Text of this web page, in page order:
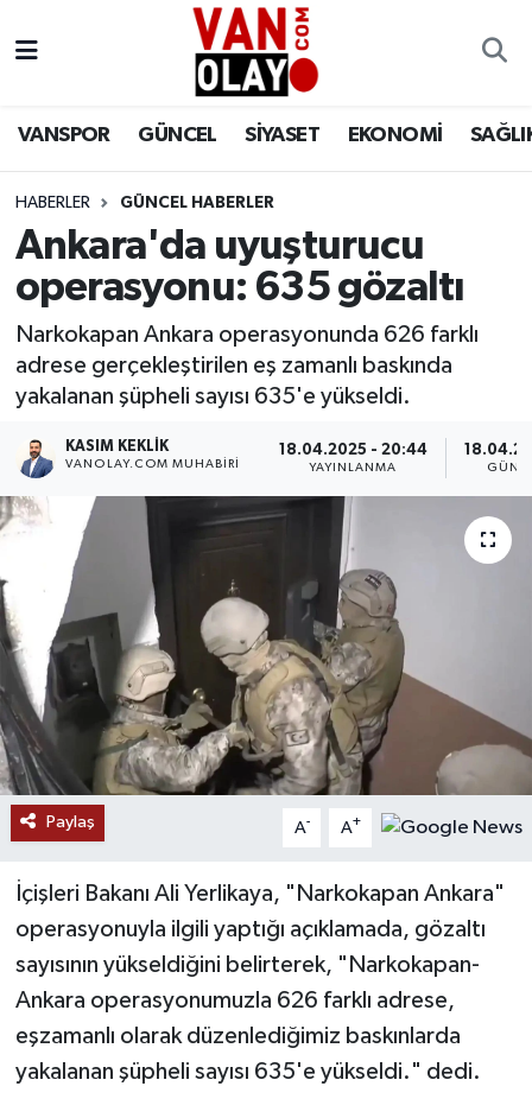
VANSPOR GÜNCEL SİYASET EKONOMİ
HABERLER GÜNCEL HABERLER
Ankara'da uyuşturucu
operasyonu: 635 gözaltı
Narkokapan Ankara operasyonunda 626 farklı
adrese gerçekleştirilen eş zamanlı baskında
yakalanan şüpheli sayısı 635'e yükseldi.
KASIM KEKLIK
VANOLAY.COM MUHABIRI
18.04.2025 - 20:44
YAYINLANMA
Paylaş A- A+
İçişleri Bakanı Ali Yerlikaya, "Narkokapan Ankara"
operasyonuyla ilgili yaptığı açıklamada, gözaltı
sayısının yükseldiğini belirterek, "Narkokapan-
Ankara operasyonumuzla 626 farklı adrese,
eşzamanlı olarak düzenlediğimiz baskınlarda
yakalanan şüpheli sayısı 635'e yükseldi." dedi.
Siyaset
Sağlık
Eğitim
Bilim & Teknoloji
Dünya
RESMİ İLANLAR
Van Nöbetçi Eczaneler
Van Namaz Vakitleri
Van Trafik Yoğunluk Haritası
Süper Lig Puan Durumu ve Fikstür
Tüm Manşetler
Son Dakika Haberleri
Haber Arşivi